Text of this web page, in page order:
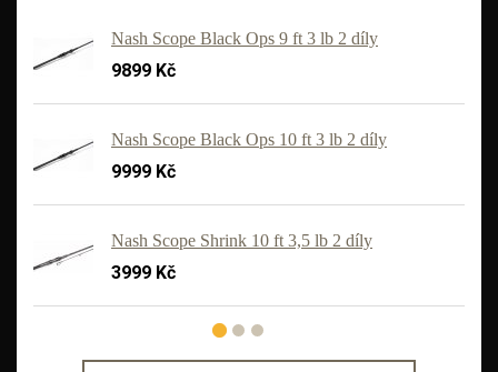
Nash Scope Black Ops 9 ft 3 lb 2 díly
9899 Kč
Nash Scope Black Ops 10 ft 3 lb 2 díly
9999 Kč
Nash Scope Shrink 10 ft 3,5 lb 2 díly
3999 Kč